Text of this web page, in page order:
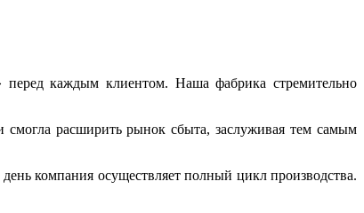
перед каждым клиентом. Наша фабрика стремительно
смогла расширить рынок сбыта, заслуживая тем самым
компания осуществляет полный цикл производства.